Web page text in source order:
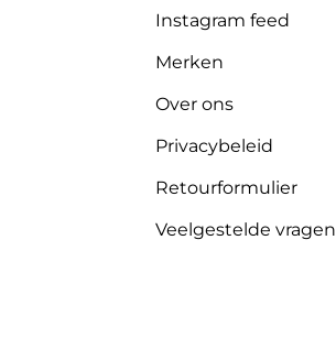
Instagram feed
Merken
Over ons
Privacybeleid
Retourformulier
Veelgestelde vragen